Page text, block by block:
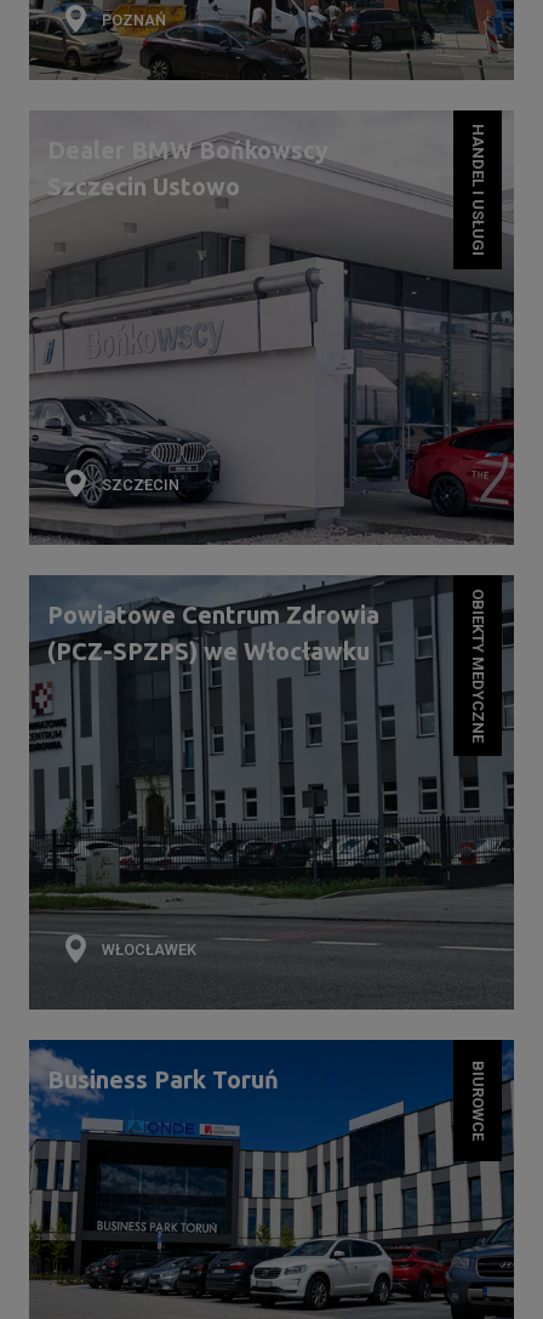
POZNAŃ
Dealer BMW Bońkowscy
Szczecin Ustowo
SZCZECIN
HANDEL I USŁUGI
Powiatowe Centrum Zdrowia
(PCZ-SPZPS) we Włocławku
WŁOCŁAWEK
OBIEKTY MEDYCZNE
Business Park Toruń BIUROWCE